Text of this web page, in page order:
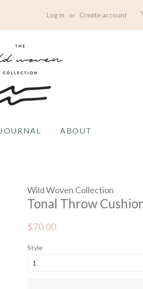
Log in or Create account
JOURNAL ABOUT
Wild Woven Collection
Tonal Throw
Regular
$70.00
Style